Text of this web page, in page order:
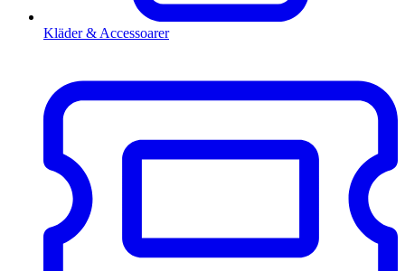
Kläder & Accessoarer